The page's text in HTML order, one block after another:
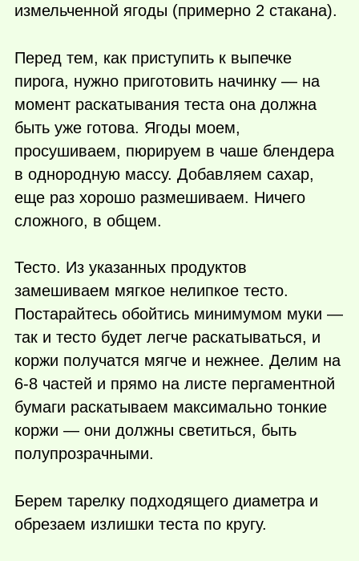
измельченной ягоды (примерно 2 стакана).
Перед тем, как приступить к выпечке
пирога, нужно приготовить начинку — на
момент раскатывания теста она должна
быть уже готова. Ягоды моем,
просушиваем, пюрируем в чаше блендера
в однородную массу. Добавляем сахар,
еще раз хорошо размешиваем. Ничего
сложного, в общем.
Тесто. Из указанных продуктов
замешиваем мягкое нелипкое тесто.
Постарайтесь обойтись минимумом муки —
так и тесто будет легче раскатываться, и
коржи получатся мягче и нежнее. Делим на
6-8 частей и прямо на листе пергаментной
бумаги раскатываем максимально тонкие
коржи — они должны светиться, быть
полупрозрачными.
Берем тарелку подходящего диаметра и
обрезаем излишки теста по кругу.